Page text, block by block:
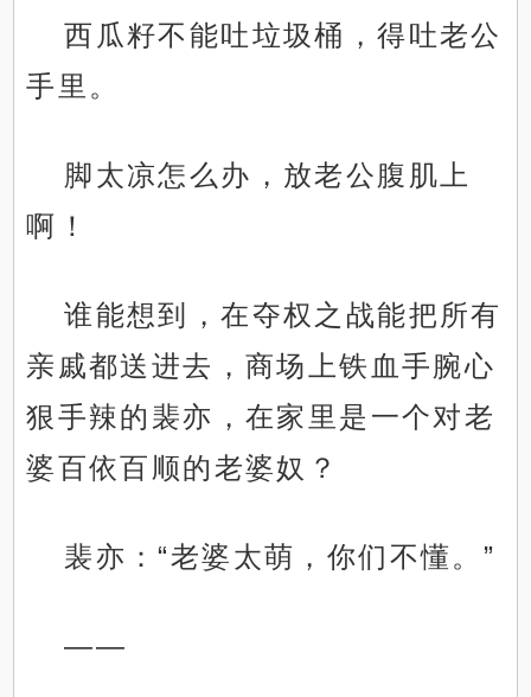
西瓜籽不能吐垃圾桶，得吐老公
手里。
脚太凉怎么办，放老公腹肌上
啊！
谁能想到，在夺权之战能把所有
亲戚都送进去，商场上铁血手腕心
狠手辣的裴亦，在家里是一个对老
婆百依百顺的老婆奴？
裴亦：“老婆太萌，你们不懂。”
——